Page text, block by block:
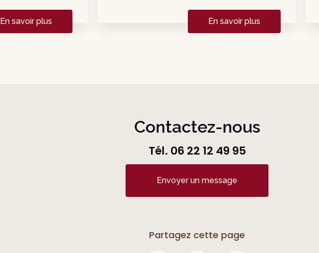
En savoir plus En savoir plus
Contactez-nous
Tél. 06 22 12 49 95
Envoyer un message
Partagez cette page